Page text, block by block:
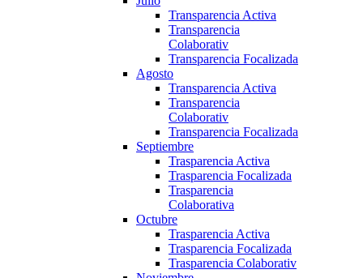
Transparencia Activa
Transparencia
Colaborativ
Transparencia Focalizada
Agosto
Transparencia Activa
Transparencia
Colaborativ
Transparencia Focalizada
Septiembre
Trasparencia Activa
Trasparencia Focalizada
Trasparencia
Colaborativa
Octubre
Trasparencia Activa
Trasparencia Focalizada
Trasparencia Colaborativ